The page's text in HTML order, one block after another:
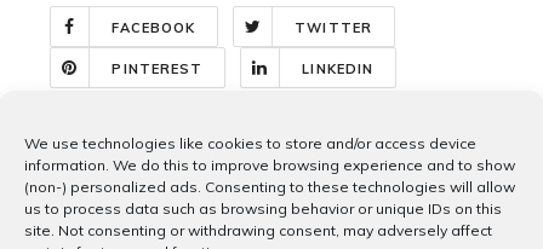
We use technologies like cookies to store and/or access device
information. We do this to improve browsing experience and to show
(non-) personalized ads. Consenting to these technologies will allow
us to process data such as browsing behavior or unique IDs on this
site. Not consenting or withdrawing consent, may adversely affect
FACEBOOK TWITTER
PINTEREST LINKEDIN
Bejegyzés
navigáció
A zene is politika –
Eltörölni Frankot kritika
Piros lámpa, zöld lámpa
– Squid Game kritika